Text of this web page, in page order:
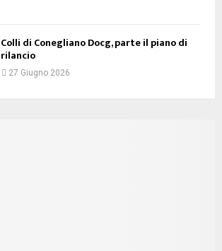
Colli di Conegliano Docg, parte il piano di
rilancio
27 Giugno 2026